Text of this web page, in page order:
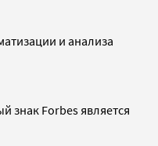
и анализа
знак Forbes является